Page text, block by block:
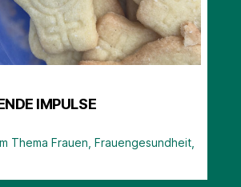
IMPULSE
Thema Frauen, Frauengesundheit,